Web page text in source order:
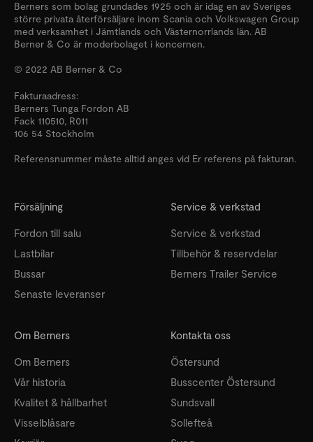
Berners som bolag grundades 1925 och är idag en av Sveriges
större privata återförsäljare inom Scania och Volkswagen Group
med verksamhet i Jämtlands och Västernorrlands län. AB
Berner & Co är moderbolaget i koncernen.
© 2022 AB Berner & Co
Fakturaadress:
Berners Tunga Fordon AB
Fack 110510, R011
106 54 Stockholm
Referensnummer måste alltid anges vid Er referens på fakturan.
Försäljning
Fordon till salu
Lastbilar
Bussar
Senaste leveranser
Service & verkstad
Service & verkstad
Tillbehör & reservdelar
Berners Trailer Service
Om Berners
Om Berners
Vår historia
Kvalitet & hållbarhet
Visselblåsare
Kontakta oss
Östersund
Busscenter Östersund
Sundsvall
Sollefteå